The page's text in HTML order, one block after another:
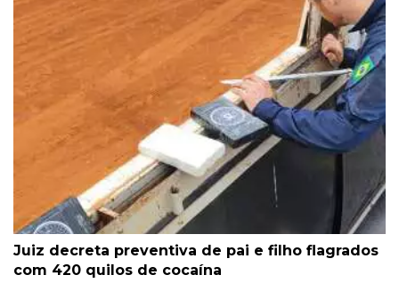
Juiz decreta preventiva de pai e filho flagrados
com 420 quilos de cocaína